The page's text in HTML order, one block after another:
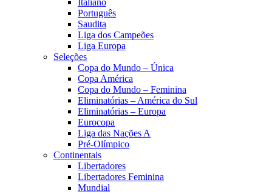
Português
Saudita
Liga dos Campeões
Liga Europa
Seleções
Copa do Mundo – Única
Copa América
Copa do Mundo – Feminina
Eliminatórias – América do Sul
Eliminatórias – Europa
Eurocopa
Liga das Nações A
Pré-Olímpico
Continentais
Libertadores
Libertadores Feminina
Mundial